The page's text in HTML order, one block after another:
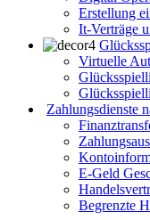
Erstellung
It-Verträge
Virtuelle
Zahlungsdienste
E-Geld
Begrenzte